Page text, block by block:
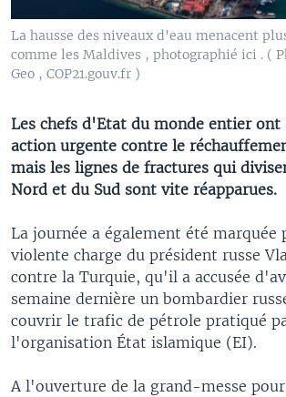
La hausse des niveaux d'eau menacent
comme les Maldives , photographié ici . (
Geo , COP21.gouv.fr )
Les chefs d'Etat du monde entier ont
action urgente contre le
mais les lignes de fractures qui
Nord et du Sud sont vite réapparues.
La journée a également été marquée
violente charge du président russe
contre la Turquie, qu'il a accusée
semaine dernière un bombardier
couvrir le trafic de pétrole pratiqué
l'organisation État islamique (EI).
A l'ouverture de la grand-messe